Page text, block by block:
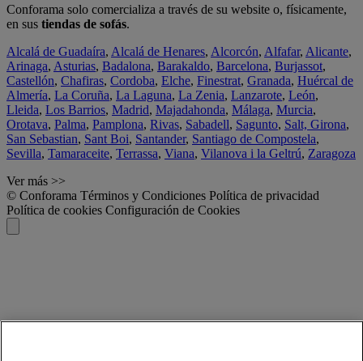
Conforama solo comercializa a través de su website o, físicamente,
en sus tiendas de sofás.
Alcalá de Guadaíra, Alcalá de Henares, Alcorcón, Alfafar, Alicante,
Arinaga, Asturias, Badalona, Barakaldo, Barcelona, Burjassot,
Castellón, Chafiras, Cordoba, Elche, Finestrat, Granada, Huércal de
Almería, La Coruña, La Laguna, La Zenia, Lanzarote, León,
Lleida, Los Barrios, Madrid, Majadahonda, Málaga, Murcia,
Orotava, Palma, Pamplona, Rivas, Sabadell, Sagunto, Salt, Girona,
San Sebastian, Sant Boi, Santander, Santiago de Compostela,
Sevilla, Tamaraceite, Terrassa, Viana, Vilanova i la Geltrú, Zaragoza
Ver más >>
© Conforama Términos y Condiciones Política de privacidad
Política de cookies Configuración de Cookies